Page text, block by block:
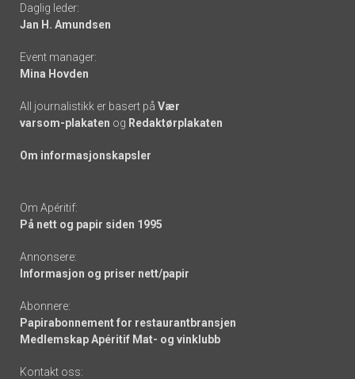
links
Daglig leder:
Jan H. Amundsen
Event manager:
Mina Hovden
All journalistikk er basert på Vær
varsom-plakaten og Redaktørplakaten
Om informasjonskapsler
Om Apéritif:
På nett og papir siden 1995
Annonsere:
Informasjon og priser nett/papir
Abonnere:
Papirabonnement for restaurantbransjen
Medlemskap Apéritif Mat- og vinklubb
Kontakt oss: